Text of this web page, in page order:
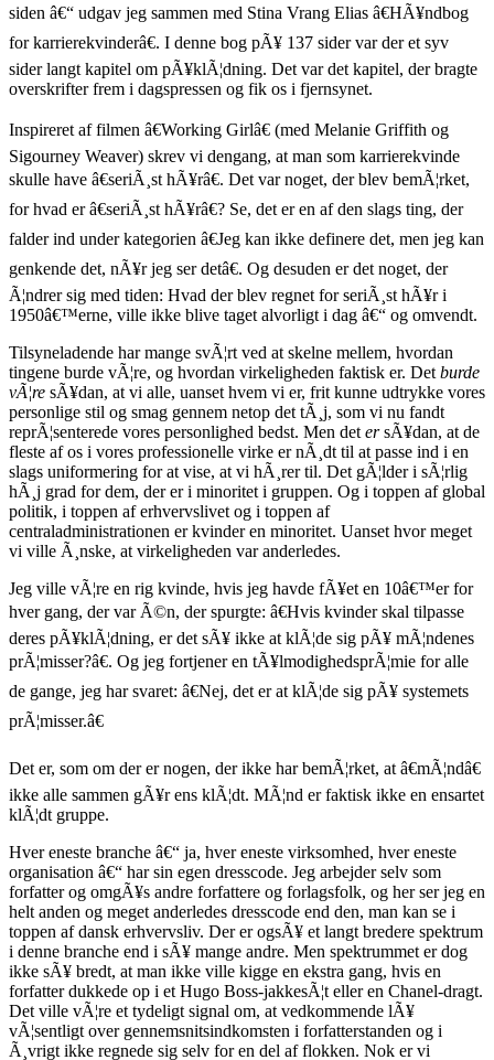
siden â€“ udgav jeg sammen med Stina Vrang Elias â€HÃ¥ndbog
for karrierekvinderâ€. I denne bog pÃ¥ 137 sider var der et syv
sider langt kapitel om pÃ¥klÃ¦dning. Det var det kapitel, der bragte
overskrifter frem i dagspressen og fik os i fjernsynet.
Inspireret af filmen â€Working Girlâ€ (med Melanie Griffith og
Sigourney Weaver) skrev vi dengang, at man som karrierekvinde
skulle have â€seriÃ¸st hÃ¥râ€. Det var noget, der blev bemÃ¦rket,
for hvad er â€seriÃ¸st hÃ¥râ€? Se, det er en af den slags ting, der
falder ind under kategorien â€Jeg kan ikke definere det, men jeg kan
genkende det, nÃ¥r jeg ser detâ€. Og desuden er det noget, der
Ã¦ndrer sig med tiden: Hvad der blev regnet for seriÃ¸st hÃ¥r i
1950â€™erne, ville ikke blive taget alvorligt i dag â€“ og omvendt.
Tilsyneladende har mange svÃ¦rt ved at skelne mellem, hvordan
tingene burde vÃ¦re, og hvordan virkeligheden faktisk er. Det burde
vÃ¦re sÃ¥dan, at vi alle, uanset hvem vi er, frit kunne udtrykke vores
personlige stil og smag gennem netop det tÃ¸j, som vi nu fandt
reprÃ¦senterede vores personlighed bedst. Men det ersÃ¥dan, at de
fleste af os i vores professionelle virke er nÃ¸dt til at passe ind i en
slags uniformering for at vise, at vi hÃ¸rer til. Det gÃ¦lder i sÃ¦rlig
hÃ¸j grad for dem, der er i minoritet i gruppen. Og i toppen af global
politik, i toppen af erhvervslivet og i toppen af
centraladministrationen er kvinder en minoritet. Uanset hvor meget
vi ville Ã¸nske, at virkeligheden var anderledes.
Jeg ville vÃ¦re en rig kvinde, hvis jeg havde fÃ¥et en 10â€™er for
hver gang, der var Ã©n, der spurgte: â€Hvis kvinder skal tilpasse
deres pÃ¥klÃ¦dning, er det sÃ¥ ikke at klÃ¦de sig pÃ¥ mÃ¦ndenes
prÃ¦misser?â€. Og jeg fortjener en tÃ¥lmodighedsprÃ¦mie for alle
de gange, jeg har svaret: â€Nej, det er at klÃ¦de sig pÃ¥ systemets
prÃ¦misser.â€
Det er, som om der er nogen, der ikke har bemÃ¦rket, at â€mÃ¦ndâ€
ikke alle sammen gÃ¥r ens klÃ¦dt. MÃ¦nd er faktisk ikke en ensartet
klÃ¦dt gruppe.
Hver eneste branche â€“ ja, hver eneste virksomhed, hver eneste
organisation â€“ har sin egen dresscode. Jeg arbejder selv som
forfatter og omgÃ¥s andre forfattere og forlagsfolk, og her ser jeg en
helt anden og meget anderledes dresscode end den, man kan se i
toppen af dansk erhvervsliv. Der er ogsÃ¥ et langt bredere spektrum
i denne branche end i sÃ¥ mange andre. Men spektrummet er dog
ikke sÃ¥ bredt, at man ikke ville kigge en ekstra gang, hvis en
forfatter dukkede op i et Hugo Boss-jakkesÃ¦t eller en Chanel-dragt.
Det ville vÃ¦re et tydeligt signal om, at vedkommende lÃ¥
vÃ¦sentligt over gennemsnitsindkomsten i forfatterstanden og i
Ã¸vrigt ikke regnede sig selv for en del af flokken. Nok er vi